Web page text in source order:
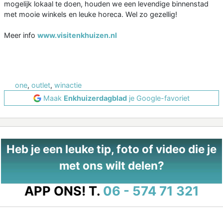
mogelijk lokaal te doen, houden we een levendige binnenstad
met mooie winkels en leuke horeca. Wel zo gezellig!
Meer info www.visitenkhuizen.nl
one, outlet, winactie
Maak Enkhuizerdagblad je Google-favoriet
Heb je een leuke tip, foto of video die je
met ons wilt delen?
APP ONS! T. 06 - 574 71 321